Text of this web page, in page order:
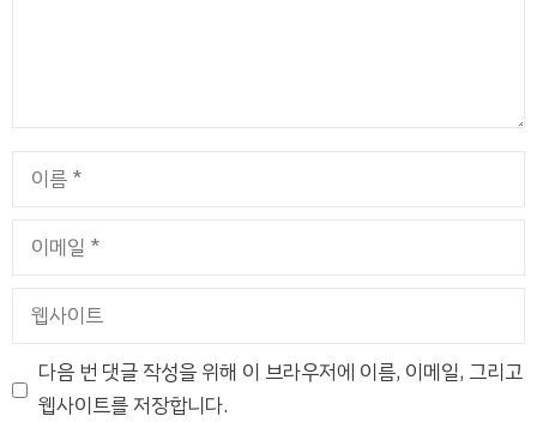
트
다음 번 댓글 작성을 위해 이 브라우저에 이름, 이메일, 그리고
웹사이트를 저장합니다.